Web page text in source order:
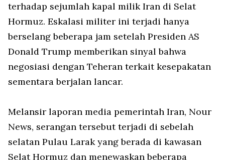
terhadap sejumlah kapal milik Iran di Selat
Hormuz. Eskalasi militer ini terjadi hanya
berselang beberapa jam setelah Presiden AS
Donald Trump memberikan sinyal bahwa
negosiasi dengan Teheran terkait kesepakatan
sementara berjalan lancar.
Melansir laporan media pemerintah Iran, Nour
News, serangan tersebut terjadi di sebelah
selatan Pulau Larak yang berada di kawasan
Selat Hormuz dan menewaskan beberapa